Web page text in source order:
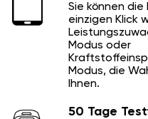
Sie können die
einzigen Klick
Modus oder
Modus, die
Ihnen.
50 Tage